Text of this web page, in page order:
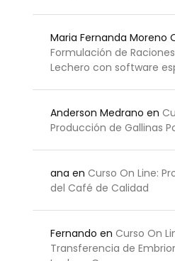
Maria Fernanda Moreno
Formulación de
Lechero con software
Anderson Medrano en
Producción de Gallinas
ana en Curso On Line:
del Café de Calidad
Fernando en Curso On
Transferencia de